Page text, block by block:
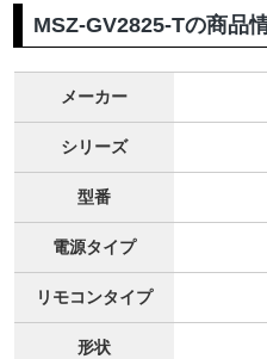
MSZ-GV2825-Tの商品
メーカー
シリーズ
型番
電源タイプ
リモコンタイプ
形状